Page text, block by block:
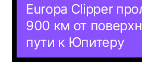
Europa Clipper
900 км от
пути к Юпитеру